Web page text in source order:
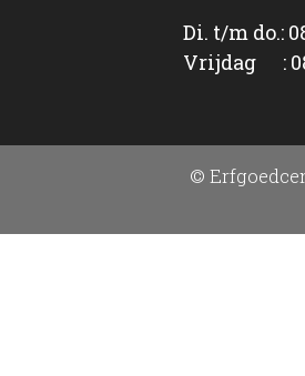
Di. t/m do.:
Vrijdag :
©